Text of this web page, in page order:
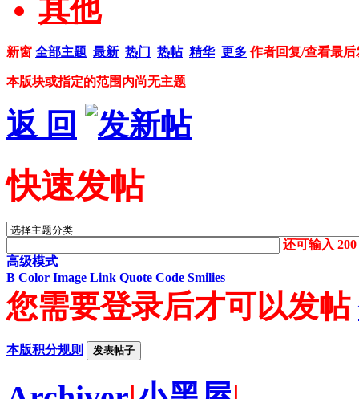
其他
新窗 全部主题 最新 热门 热帖 精华 更多 作者回复/查看最后
本版块或指定的范围内尚无主题
返 回
快速发帖
还可输入200
高级模式
B Color Image Link Quote Code Smilies
您需要登录后才可以发帖
本版积分规则 发表帖子